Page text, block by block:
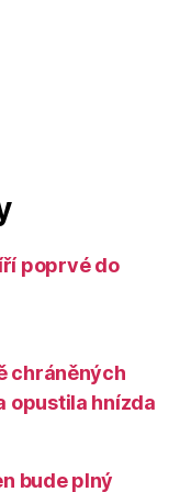
poprvé do
chráněných
opustila hnízda
bude plný